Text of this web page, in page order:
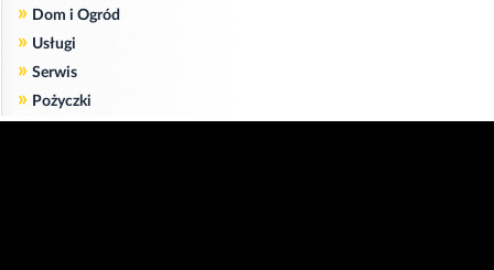
» Dom i Ogród
» Usługi
» Serwis
» Pożyczki